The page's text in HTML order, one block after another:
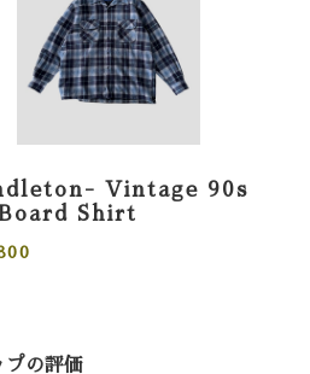
Vintage 90s
Shirt
プの評価